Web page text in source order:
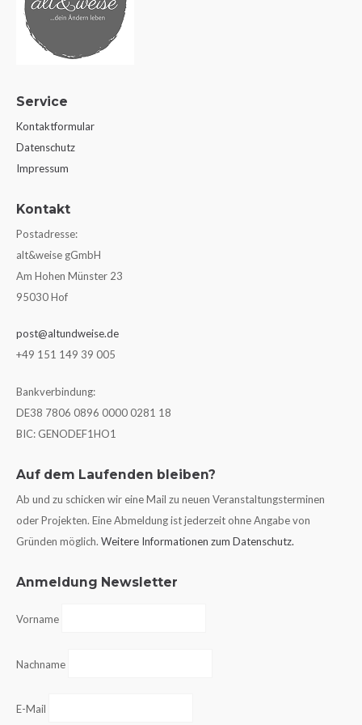
Service
Kontaktformular
Datenschutz
Impressum
Kontakt
Postadresse:
alt&weise gGmbH
Am Hohen Münster 23
95030 Hof
post@altundweise.de
+49 151 149 39 005
Bankverbindung:
DE38 7806 0896 0000 0281 18
BIC: GENODEF1HO1
Auf dem Laufenden bleiben?
Ab und zu schicken wir eine Mail zu neuen Veranstaltungsterminen
oder Projekten. Eine Abmeldung ist jederzeit ohne Angabe von
Gründen möglich. Weitere Informationen zum Datenschutz.
Anmeldung Newsletter
Vorname
Nachname
E-Mail